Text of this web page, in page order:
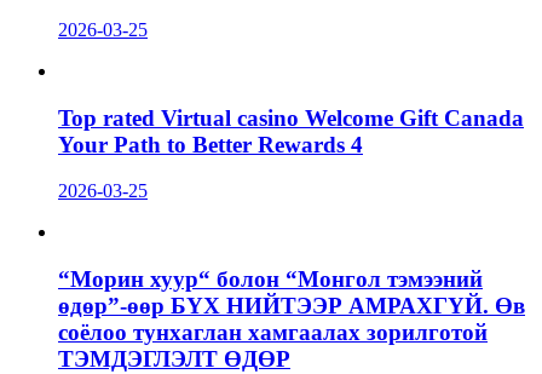
2026-03-25
Top rated Virtual casino Welcome Gift Canada
Your Path to Better Rewards 4
2026-03-25
“Морин хуур“ болон “Монгол тэмээний
өдөр”-өөр БҮХ НИЙТЭЭР АМРАХГҮЙ. Өв
соёлоо тунхаглан хамгаалах зорилготой
ТЭМДЭГЛЭЛТ ӨДӨР